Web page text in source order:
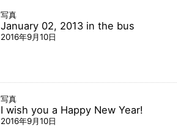
写真
January 02, 2013 in the bus
2016年9月10日
写真
I wish you a Happy New Year!
2016年9月10日